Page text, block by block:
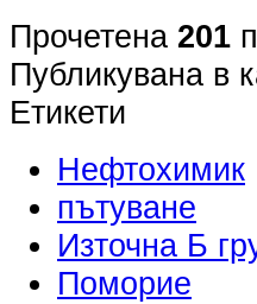
Прочетена 201
Публикувана в
Етикети
Нефтохимик
пътуване
Източна Б
Поморие